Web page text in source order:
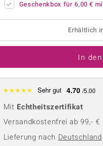
Ringgröße
Grün
Geschenkbox für6,00 €
Erhältlich
In
★★★★★ Sehr gut 4.70 /5.00
Mit Echtheitszertifikat
Versandkostenfrei ab 99,- €
Lieferung nach Deutschland